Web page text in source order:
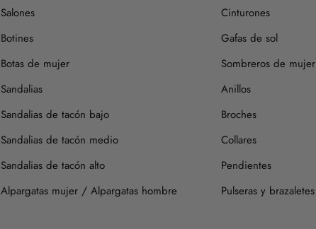
Salones
Botines
Botas de mujer
Sandalias
Sandalias de tacón bajo
Sandalias de tacón medio
Sandalias de tacón alto
Alpargatas mujer / Alpargatas hombre
Cinturones
Gafas de sol
Sombreros de mujer
Anillos
Broches
Collares
Pendientes
Pulseras y brazaletes